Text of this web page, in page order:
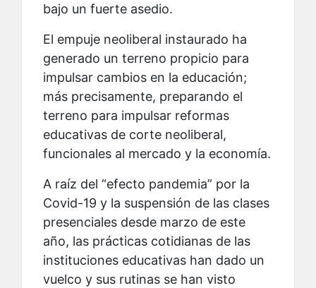
bajo un fuerte asedio.
El empuje neoliberal instaurado ha
generado un terreno propicio para
impulsar cambios en la educación;
más precisamente, preparando el
terreno para impulsar reformas
educativas de corte neoliberal,
funcionales al mercado y la economía.
A raíz del “efecto pandemia” por la
Covid-19 y la suspensión de las clases
presenciales desde marzo de este
año, las prácticas cotidianas de las
instituciones educativas han dado un
vuelco y sus rutinas se han visto